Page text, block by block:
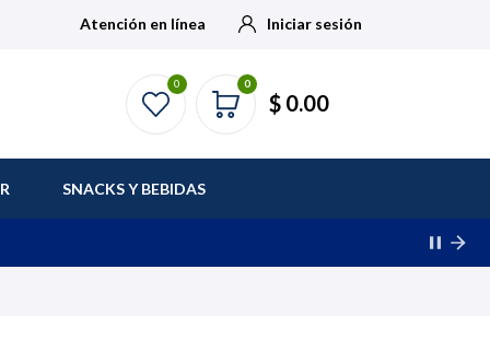
Atención en línea Iniciar sesión
0 0
$ 0.00
SNACKS Y BEBIDAS